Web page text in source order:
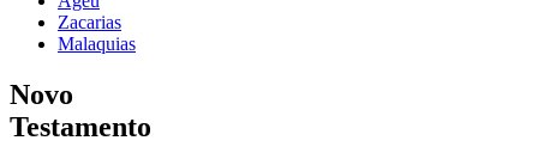
Zacarias
Malaquias
Novo
Testamento